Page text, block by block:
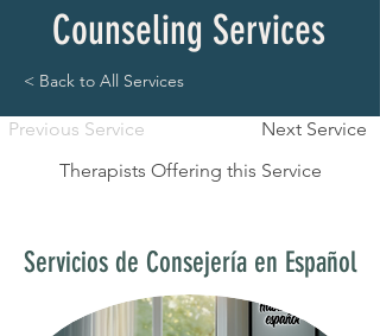
Counseling Services
< Back to All Services
Previous Service
Next Service
Therapists Offering this Service
Servicios de Consejería en Español